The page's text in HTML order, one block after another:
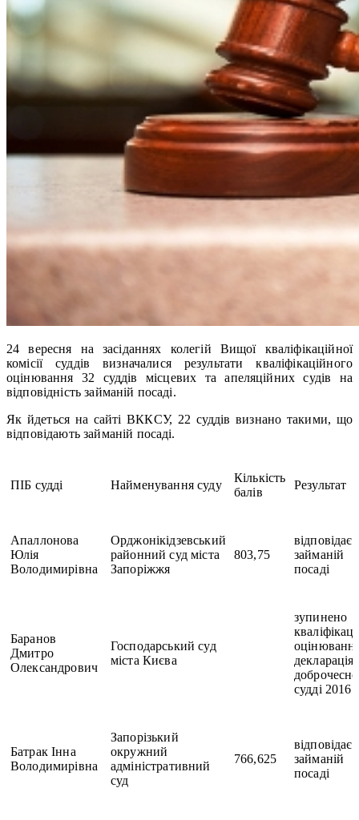
24 вересня на засіданнях колегій Вищої кваліфікаційної
комісії суддів визначалися результати кваліфікаційного
оцінювання 32 суддів місцевих та апеляційних судів на
відповідність займаній посаді.
Як йдеться на сайті ВККСУ, 22 суддів визнано такими, що
відповідають займаній посаді.
ПІБ судді Найменування суду
Кількість
балів
Результат
Апаллонова
Юлія
Володимирівна
Орджонікідзевський
районний суд міста
Запоріжжя
803,75
відповідає
займаній
посаді
Баранов
Дмитро
Олександрович
Господарський суд
міста Києва
зупинено
декларація
судді 2016
Батрак Інна
Володимирівна
Запорізький
окружний
адміністративний
суд
766,625
відповідає
займаній
посаді